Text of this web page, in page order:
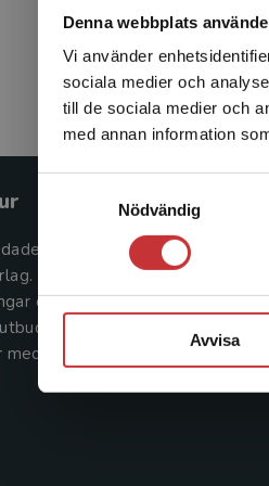
Denna webbplats
Vi använder
sociala medier och
till de sociala medier och
med annan information
Nödvändig
Avvisa
1963 och är idag Sveriges
Med läromedel, kurslitteratur,
och digitala
längs hela kunskapsresan.